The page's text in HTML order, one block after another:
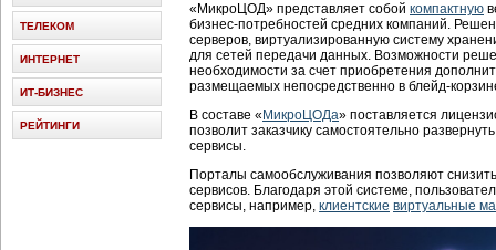
«МикроЦОД» представляет собой компактную
бизнес-потребностей средних компаний.
серверов, виртуализированную систему
для сетей передачи данных. Возможности
необходимости за счет приобретения
размещаемых непосредственно в блейд-
В составе « МикроЦОДа» поставляется
позволит заказчику самостоятельно
сервисы.
Порталы самообслуживания позволяют
сервисов. Благодаря этой системе,
сервисы, например, клиентские виртуальные
ТЕЛЕКОМ
ИНТЕРНЕТ
ИТ-БИЗНЕС
РЕЙТИНГИ